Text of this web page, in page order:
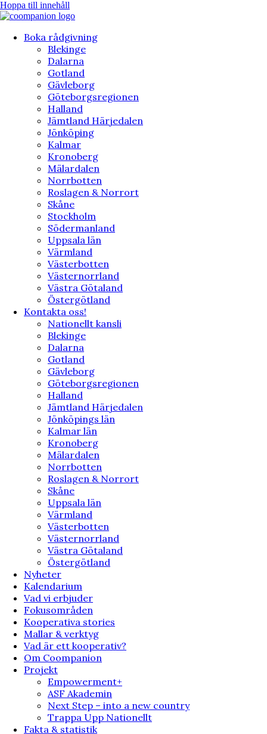
Hoppa till innehåll
Boka rådgivning
Blekinge
Dalarna
Gotland
Gävleborg
Göteborgsregionen
Halland
Jämtland Härjedalen
Jönköping
Kalmar
Kronoberg
Mälardalen
Norrbotten
Roslagen & Norrort
Skåne
Stockholm
Södermanland
Uppsala län
Värmland
Västerbotten
Västernorrland
Västra Götaland
Östergötland
Kontakta oss!
Nationellt kansli
Blekinge
Dalarna
Gotland
Gävleborg
Göteborgsregionen
Halland
Jämtland Härjedalen
Jönköpings län
Kalmar län
Kronoberg
Mälardalen
Norrbotten
Roslagen & Norrort
Skåne
Uppsala län
Värmland
Västerbotten
Västernorrland
Västra Götaland
Östergötland
Nyheter
Kalendarium
Vad vi erbjuder
Fokusområden
Kooperativa stories
Mallar & verktyg
Vad är ett kooperativ?
Om Coompanion
Projekt
Empowerment+
ASF Akademin
Next Step – into a new country
Trappa Upp Nationellt
Fakta & statistik